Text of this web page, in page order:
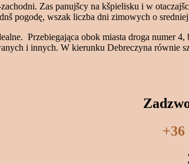
Zas panujšcy na kšpielisku i w
pogodę, wszak liczba dni zimowych o
Przebiegająca obok miasta droga numer
i innych. W kierunku Debreczyna równie
+36